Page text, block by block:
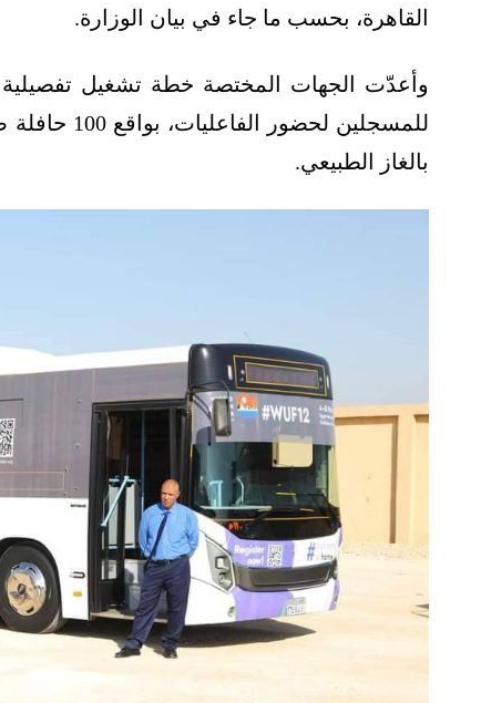
القاهرة، بحسب ما جاء في بيان الوزارة.
وأعدّت الجهات المختصة خطة تشغيل تفصيلية
بالغاز الطبيعي.